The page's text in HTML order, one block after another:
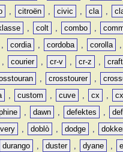
, citroën , civic , cla ,
, colt , combo ,
, cordia , cordoba , corolla ,
, courier , cr-v , cr-z ,
, crosstourer ,
, custom , cuve , cx ,
, dawn , defektes ,
, doblò , dodge ,
durango , duster , dyane , e